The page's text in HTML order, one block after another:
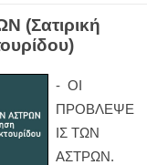
(Σατιρική
- ΟΙ
ΠΡΟΒΛΕΨΕ
ΙΣ ΤΩΝ
ΑΣΤΡΩΝ.